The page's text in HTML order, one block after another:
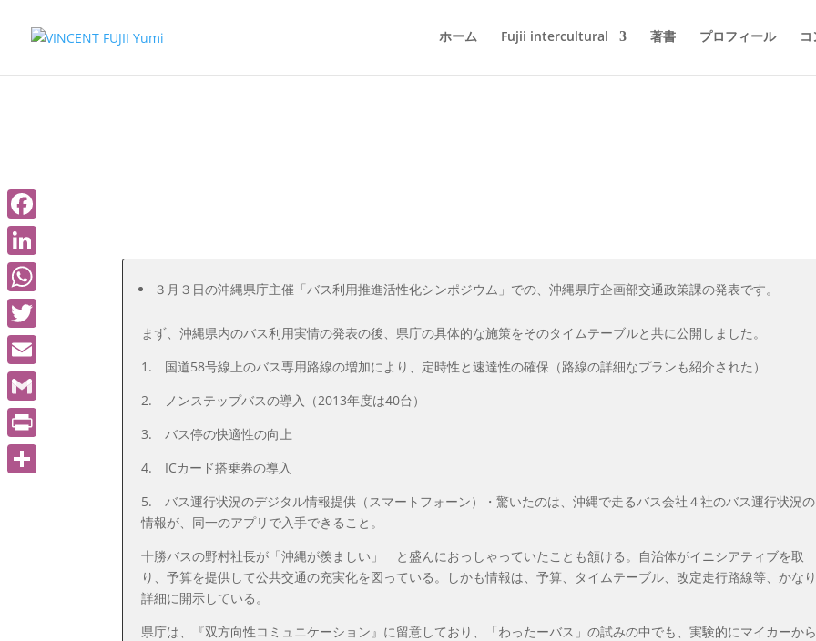
ホーム Fujii intercultural 著書 プロフィール
３月３日の沖縄県庁主催「バス利用推進活性化シンポジウム」での、沖縄県庁企画部交通政策課の発表です。
まず、沖縄県内のバス利用実情の発表の後、県庁の具体的な施策をそのタイムテーブルと共に公開しました。
1. 国道58号線上のバス専用路線の増加により、定時性と速達性の確保（路線の詳細なプランも紹介された）
2. ノンステップバスの導入（2013年度は40台）
3. バス停の快適性の向上
4. ICカード搭乗券の導入
5. バス運行状況のデジタル情報提供（スマートフォーン）・驚いたのは、沖縄で走るバス会社４社のバス運行状況の
情報が、同一のアプリで入手できること。
十勝バスの野村社長が「沖縄が羨ましい」 と盛んにおっしゃっていたことも頷ける。自治体がイニシアティブを取
り、予算を提供して公共交通の充実化を図っている。しかも情報は、予算、タイムテーブル、改定走行路線等、かなり
詳細に開示している。
県庁は、『双方向性コミュニケーション』に留意しており、「わったーバス」の試みの中でも、実験的にマイカーから
Facebook
LinkedIn
WhatsApp
Twitter
Email
Gmail
PrintFriendly